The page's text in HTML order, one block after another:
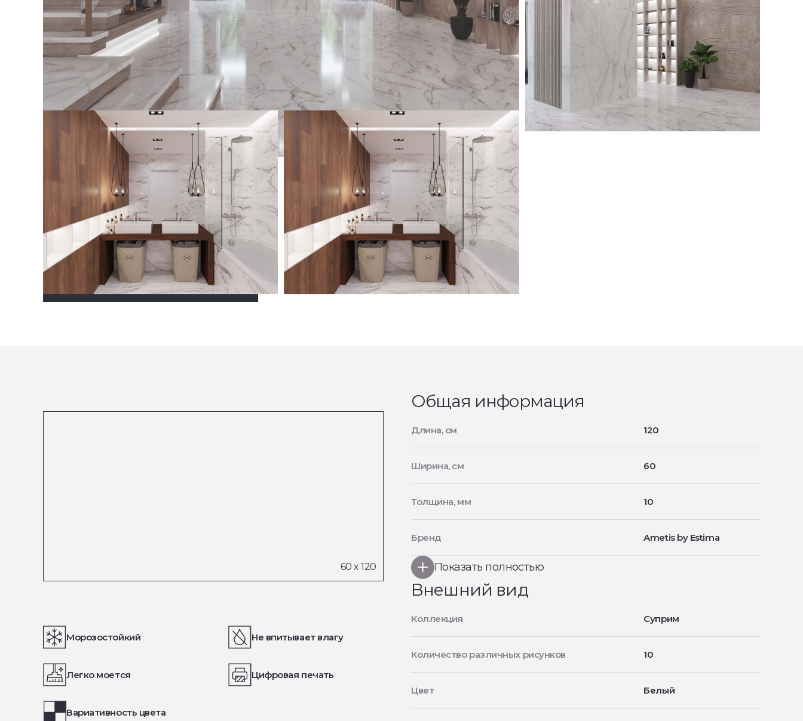
Посмотреть все проекты
Морозостойкий Не впитывает влагу
Легко моется Цифровая печать
Вариативность цвета
Общая информация
Длина, см 120
Ширина, см 60
Толщина, мм 10
Бренд Ametis by Estima
Показать полностью
Внешний вид
Коллекция Суприм
Количество различных рисунков 10
Цвет Белый